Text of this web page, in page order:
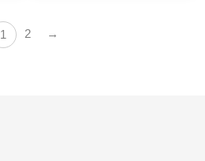
1 2 →